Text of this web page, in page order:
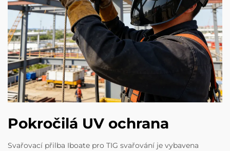
Pokročilá UV ochrana
Svařovací přilba Iboate pro TIG svařování je vybavena